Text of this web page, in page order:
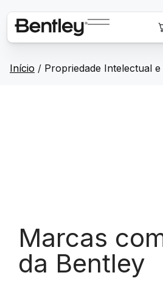
Início / Propriedade Intelectual
Marcas
da Bentley